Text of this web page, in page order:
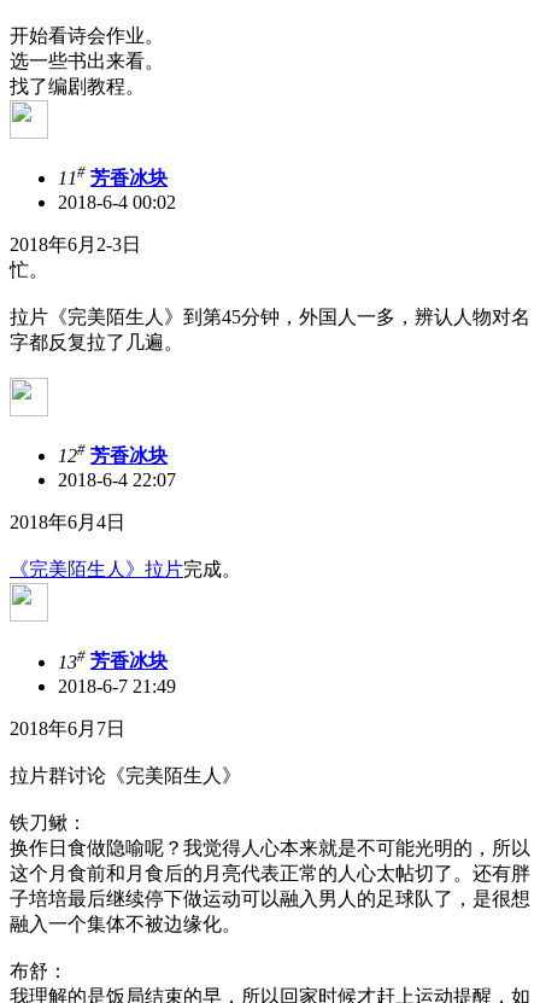
开始看诗会作业。
选一些书出来看。
找了编剧教程。
11# 芳香冰块
2018-6-4 00:02
2018年6月2-3日
忙。
拉片《完美陌生人》到第45分钟，外国人一多，辨认人物对名
字都反复拉了几遍。
12# 芳香冰块
2018-6-4 22:07
2018年6月4日
《完美陌生人》拉片完成。
13# 芳香冰块
2018-6-7 21:49
2018年6月7日
拉片群讨论《完美陌生人》
铁刀鳅：
换作日食做隐喻呢？我觉得人心本来就是不可能光明的，所以
这个月食前和月食后的月亮代表正常的人心太帖切了。还有胖
子培培最后继续停下做运动可以融入男人的足球队了，是很想
融入一个集体不被边缘化。
布舒：
我理解的是饭局结束的早，所以回家时候才赶上运动提醒，如